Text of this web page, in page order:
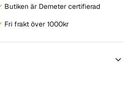
Butiken är Demeter certifierad
Fri frakt över 1000kr